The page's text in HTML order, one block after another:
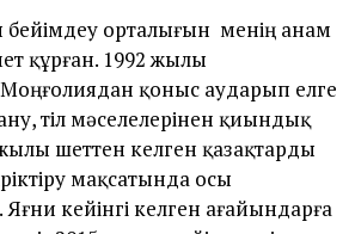
орталығын менің анам
құрған. 1992 жылы
қоныс аударып елге
тіл мәселелерінен қиындық
шеттен келген қазақтарды
мақсатында осы
кейінгі келген ағайындарға